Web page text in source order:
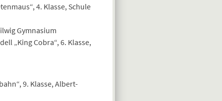
4. Klasse, Schule
Gymnasium
„King Cobra“, 6. Klasse,
9. Klasse, Albert-